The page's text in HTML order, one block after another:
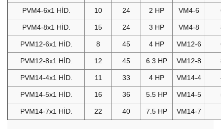
PVM4-6x1 HİD. 10 24 2 HP VM4-6
PVM4-8x1 HİD. 15 24 3 HP VM4-8
PVM12-6x1 HİD. 8 45 4 HP VM12-6
PVM12-8x1 HİD. 12 45 6.3 HP VM12-8
PVM14-4x1 HİD. 11 33 4 HP VM14-4
PVM14-5x1 HİD. 16 36 5.5 HP VM14-5
PVM14-7x1 HİD. 22 40 7.5 HP VM14-7